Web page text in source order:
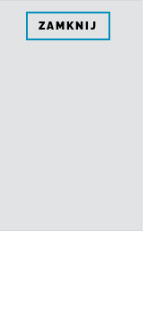
ZAMKNIJ